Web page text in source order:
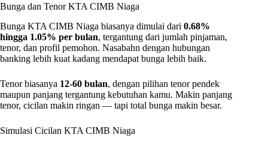
Bunga dan Tenor KTA CIMB Niaga
Bunga KTA CIMB Niaga biasanya dimulai dari 0.68%
hingga 1.05% per bulan, tergantung dari jumlah pinjaman,
tenor, dan profil pemohon. Nasabahn dengan hubungan
banking lebih kuat kadang mendapat bunga lebih baik.
Tenor biasanya 12-60 bulan, dengan pilihan tenor pendek
maupun panjang tergantung kebutuhan kamu. Makin panjang
tenor, cicilan makin ringan — tapi total bunga makin besar.
Simulasi Cicilan KTA CIMB Niaga